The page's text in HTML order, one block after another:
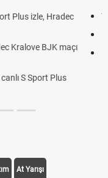
Yapılır?
Nasıl Yapılır?
At Yarışı